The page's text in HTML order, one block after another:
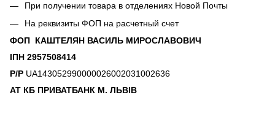
При получении товара в отделениях Новой Почты
На реквизиты ФОП на расчетный счет
ФОП КАШТЕЛЯН ВАСИЛЬ МИРОСЛАВОВИЧ
ІПН 2957508414
Р/Р UA143052990000026002031002636
АТ КБ ПРИВАТБАНК М. ЛЬВІВ